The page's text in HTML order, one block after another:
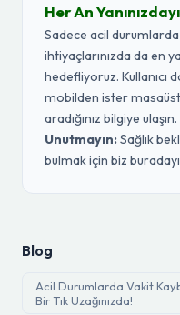
Her An
Sadece acil
ihtiyaçlarınızda da en
hedefliyoruz. Kullanıcı
mobilden ister
aradığınız bilgiye ulaşın.
Unutmayın:Sağlık
bulmak için biz
Blog
Acil Durumlarda Vakit
Bir Tık Uzağınızda!